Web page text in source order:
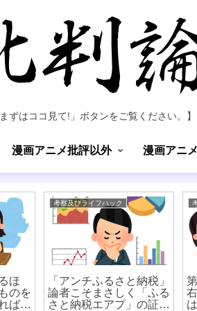
ずはココ見て!」ボタンをご覧ください。】
漫画アニメ批評以外 漫画アニ
ほ
のを
ばあ
考察及びライフハック
「アンチふるさと納税」
論者こそまさしく「ふる
さと納税エアプ」の証左